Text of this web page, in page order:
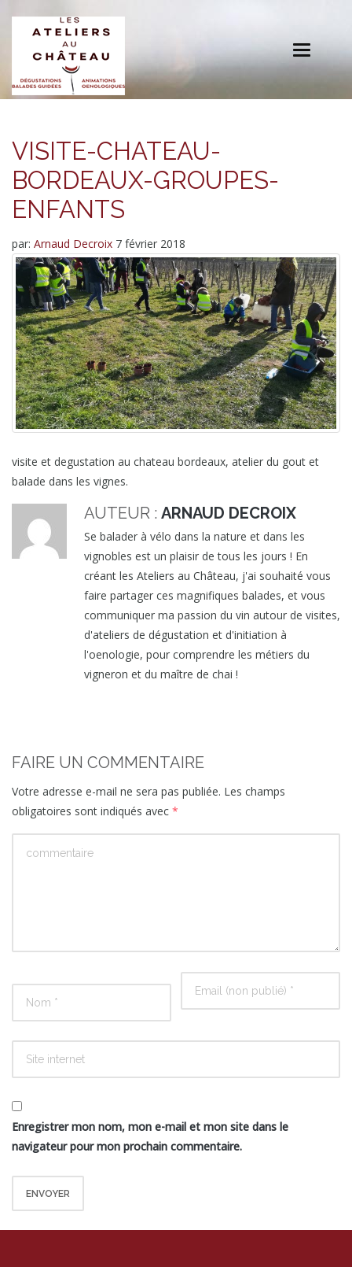
Toggle
VISITE-CHATEAU-
BORDEAUX-GROUPES-
ENFANTS
par: Arnaud Decroix 7 février 2018
visite et degustation au chateau bordeaux, atelier du gout et
balade dans les vignes.
AUTEUR : ARNAUD DECROIX
Se balader à vélo dans la nature et dans les
vignobles est un plaisir de tous les jours ! En
créant les Ateliers au Château, j'ai souhaité vous
faire partager ces magnifiques balades, et vous
communiquer ma passion du vin autour de visites,
d'ateliers de dégustation et d'initiation à
l'oenologie, pour comprendre les métiers du
vigneron et du maître de chai !
FAIRE UN COMMENTAIRE
Votre adresse e-mail ne sera pas publiée. Les champs
obligatoires sont indiqués avec *
Enregistrer mon nom, mon e-mail et mon site dans le
navigateur pour mon prochain commentaire.